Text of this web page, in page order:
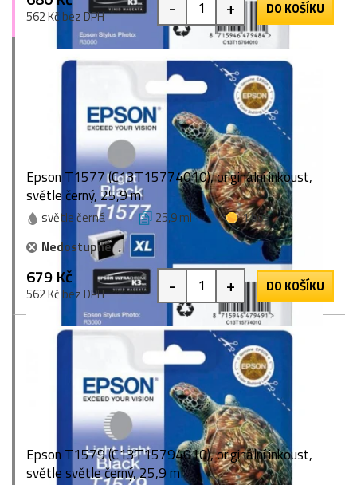
562 Kč bez DPH - + DO KOŠÍKU
Epson T1577 (C13T15774010), originální inkoust,
světle černý, 25,9 ml
světle černá 25,9 ml
1 bod
Nedostupné
679 Kč
562 Kč bez DPH - + DO KOŠÍKU
Epson T1579 (C13T15794010), originální inkoust,
světle světle černý, 25,9 ml